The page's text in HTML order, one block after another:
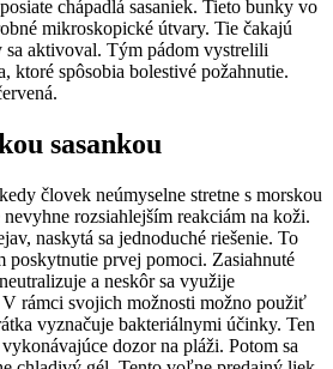
chápadlá sasaniek. Tieto bunky vo
mikroskopické útvary. Tie čakajú
aktivoval. Tým pádom vystrelili
ktoré spôsobia bolestivé požahnutie.
sasankou
človek neúmyselne stretne s morskou
rozsiahlejším reakciám na koži.
naskytá sa jednoduché riešenie. To
poskytnutie prvej pomoci. Zasiahnuté
a neskôr sa využije
V rámci svojich možnosti možno použiť
vyznačuje bakteriálnymi účinky. Ten
dozor na pláži. Potom sa